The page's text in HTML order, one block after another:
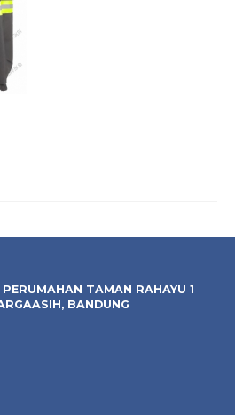
TAMAN RAHAYU 1
BANDUNG